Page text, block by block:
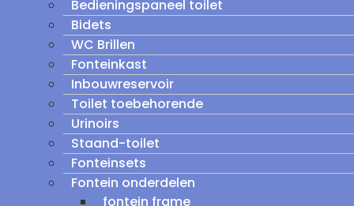
Bedieningspaneel toilet
Bidets
WC Brillen
Fonteinkast
Inbouwreservoir
Toilet toebehorende
Urinoirs
Staand-toilet
Fonteinsets
Fontein onderdelen
fontein frame